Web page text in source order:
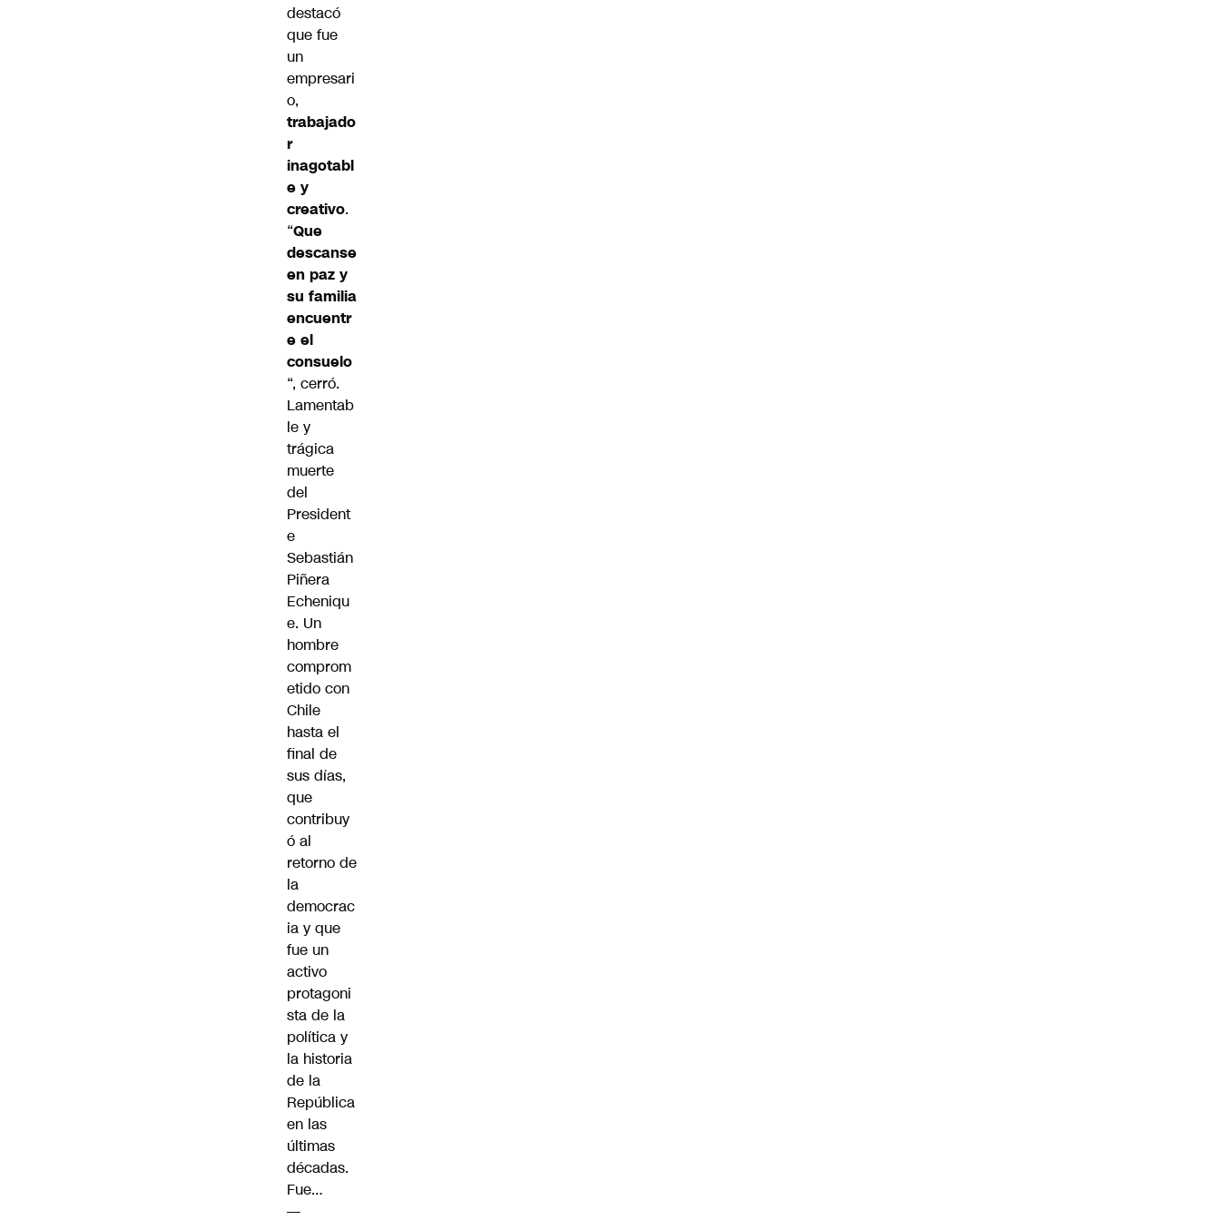
destacó
que fue
un
empresari
o,
trabajado
r
inagotabl
e y
creativo.
“Que
descanse
en paz y
su familia
encuentr
e el
consuelo
“, cerró.
Lamentab
le y
trágica
muerte
del
President
e
Sebastián
Piñera
Echeniqu
e. Un
hombre
comprom
etido con
Chile
hasta el
final de
sus días,
que
contribuy
ó al
retorno de
la
democrac
ia y que
fue un
activo
protagoni
sta de la
política y
la historia
de la
República
en las
últimas
décadas.
Fue…
—